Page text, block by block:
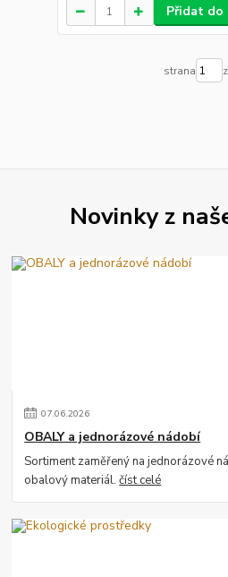
Přidat do
strana
Novinky z
07.06.2026
OBALY a jednorázové nádobí
Sortiment zaměřený na jednorázové
obalový materiál.číst celé